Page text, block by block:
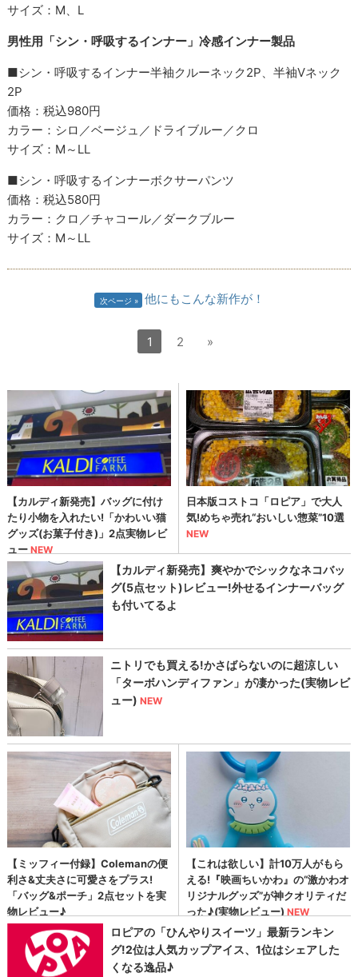
サイズ：M、L
男性用「シン・呼吸するインナー」冷感インナー製品
■シン・呼吸するインナー半袖クルーネック2P、半袖Vネック
2P
価格：税込980円
カラー：シロ／ベージュ／ドライブルー／クロ
サイズ：M～LL
■シン・呼吸するインナーボクサーパンツ
価格：税込580円
カラー：クロ／チャコール／ダークブルー
サイズ：M～LL
次ページ 他にもこんな新作が！
1 2 »